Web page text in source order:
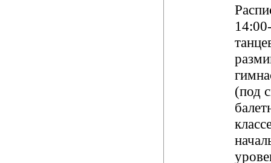
(под